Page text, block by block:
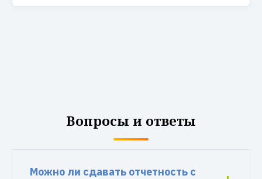
Вопросы и ответы
Можно ли сдавать отчетность с